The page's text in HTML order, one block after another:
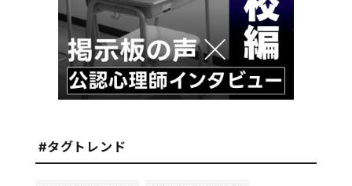
#タグトレンド